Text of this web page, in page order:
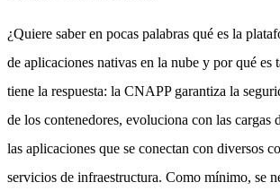
¿Quiere saber en pocas palabras qué es la
de aplicaciones nativas en la nube y por qué es
tiene la respuesta: la CNAPP garantiza la
de los contenedores, evoluciona con las cargas
las aplicaciones que se conectan con diversos
servicios de infraestructura. Como mínimo, se